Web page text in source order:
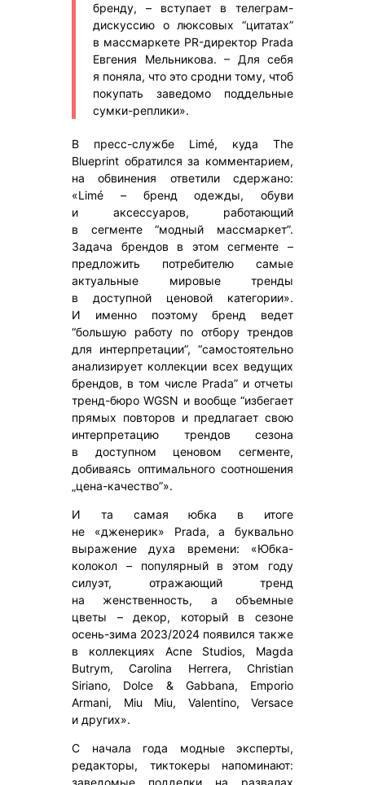
бренду, – вступает в телеграм-
дискуссию о люксовых “цитатах”
в массмаркете PR-директор Prada
Евгения Мельникова. – Для себя
я поняла, что это сродни тому, чтоб
покупать заведомо поддельные
сумки-реплики».
В пресс-службе Limé, куда The
Blueprint обратился за комментарием,
на обвинения ответили сдержано:
«Limé – бренд одежды, обуви
и аксессуаров, работающий
в сегменте “модный массмаркет”.
Задача брендов в этом сегменте –
предложить потребителю самые
актуальные мировые тренды
в доступной ценовой категории».
И именно поэтому бренд ведет
“большую работу по отбору трендов
для интерпретации”, “самостоятельно
анализирует коллекции всех ведущих
брендов, в том числе Prada” и отчеты
тренд-бюро WGSN и вообще “избегает
прямых повторов и предлагает свою
интерпретацию трендов сезона
в доступном ценовом сегменте,
добиваясь оптимального соотношения
„цена-качество”».
И та самая юбка в итоге
не «дженерик» Prada, а буквально
выражение духа времени: «Юбка-
колокол – популярный в этом году
силуэт, отражающий тренд
на женственность, а объемные
цветы – декор, который в сезоне
осень-зима 2023/2024 появился также
в коллекциях Acne Studios, Magda
Butrym, Carolina Herrera, Christian
Siriano, Dolce & Gabbana, Emporio
Armani, Miu Miu, Valentino, Versace
и других».
С начала года модные эксперты,
редакторы, тиктокеры напоминают: